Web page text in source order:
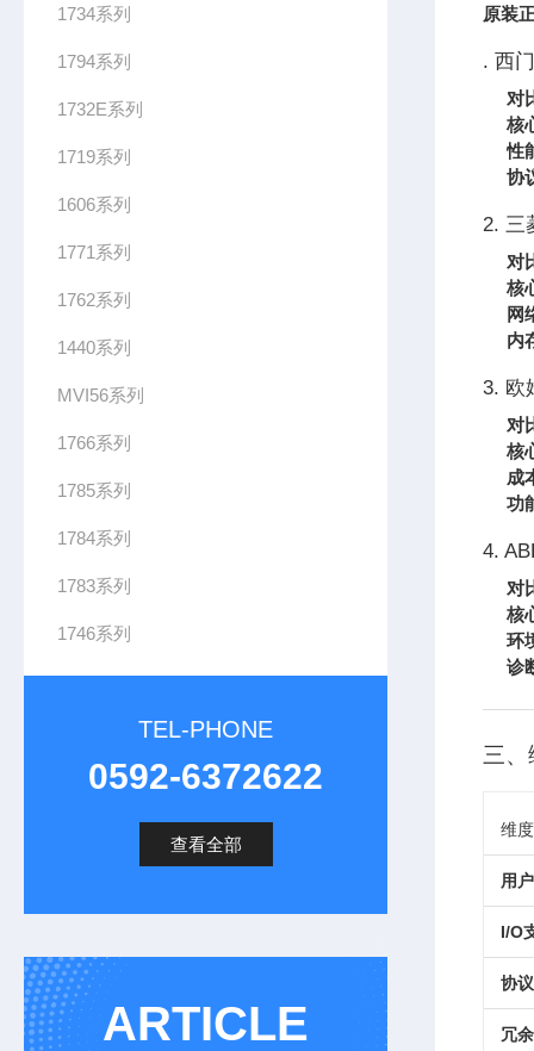
1734系列
1794系列
1732E系列
1719系列
1606系列
1771系列
1762系列
1440系列
MVI56系列
1766系列
1785系列
1784系列
1783系列
1746系列
TEL-PHONE
0592-6372622
查看全部
ARTICLE
原装
. 西
对
核
性
协
2. 三
对
核
网
内
3. 欧
对
核
成
功
4.
对
核
环
诊
三、
维度
用
I/O
协
冗